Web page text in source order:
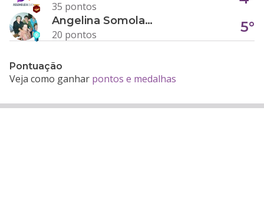
35 pontos
Angelina Somolanji R. Oliveira
20 pontos
5°
Pontuação
Veja como ganhar pontos e medalhas